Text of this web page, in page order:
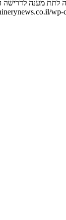
לתת מענה
wp-